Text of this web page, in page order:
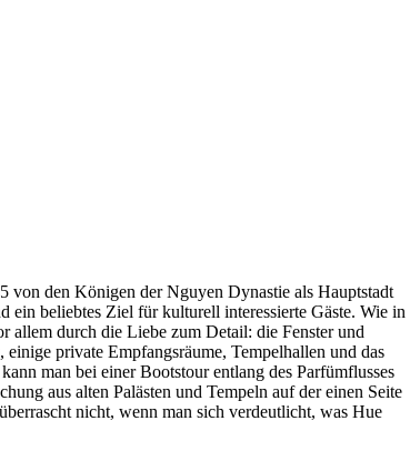
von den Königen der Nguyen Dynastie als Hauptstadt
ein beliebtes Ziel für kulturell interessierte Gäste. Wie in
allem durch die Liebe zum Detail: die Fenster und
private Empfangsräume, Tempelhallen und das
man bei einer Bootstour entlang des Parfümflusses
aus alten Palästen und Tempeln auf der einen Seite
nicht, wenn man sich verdeutlicht, was Hue